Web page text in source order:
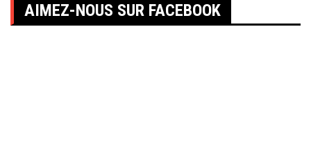
AIMEZ-NOUS SUR FACEBOOK